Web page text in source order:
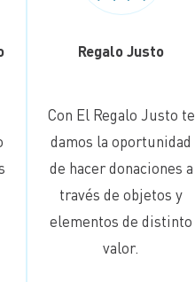
Regalo Justo
Con El Regalo Justo te
damos la oportunidad
de hacer donaciones a
través de objetos y
elementos de distinto
valor.